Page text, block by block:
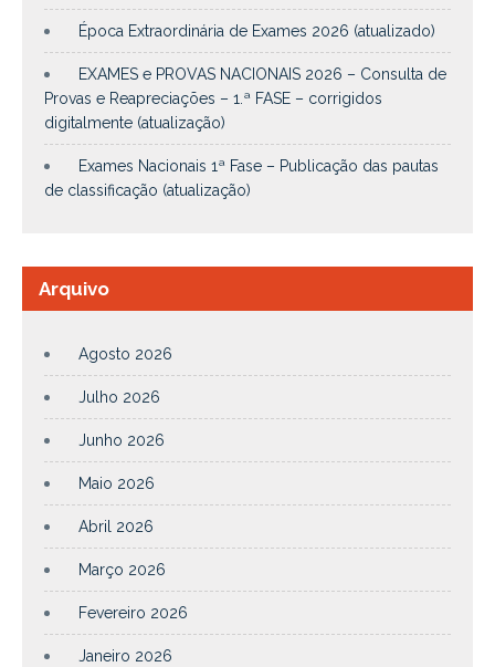
Época Extraordinária de Exames 2026 (atualizado)
EXAMES e PROVAS NACIONAIS 2026 – Consulta de
Provas e Reapreciações – 1.ª FASE – corrigidos
digitalmente (atualização)
Exames Nacionais 1ª Fase – Publicação das pautas
de classificação (atualização)
Arquivo
Agosto 2026
Julho 2026
Junho 2026
Maio 2026
Abril 2026
Março 2026
Fevereiro 2026
Janeiro 2026